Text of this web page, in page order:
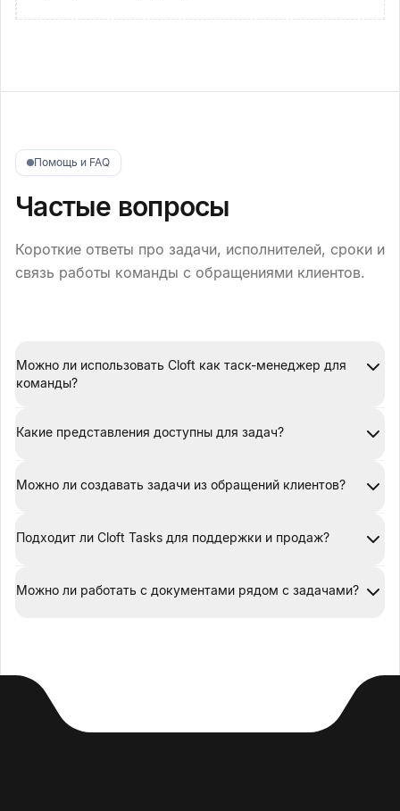
Помощь и FAQ
Частые вопросы
Короткие ответы про задачи, исполнителей, сроки и
связь работы команды с обращениями клиентов.
Можно ли использовать Cloft как таск-менеджер для
команды?
Какие представления доступны для задач?
Можно ли создавать задачи из обращений клиентов?
Подходит ли Cloft Tasks для поддержки и продаж?
Можно ли работать с документами рядом с задачами?